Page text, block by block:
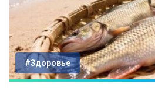
#Здоровье